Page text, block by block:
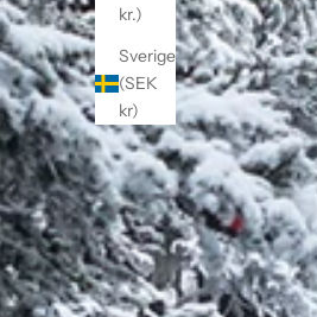
kr.)
Sverige
(SEK
kr)